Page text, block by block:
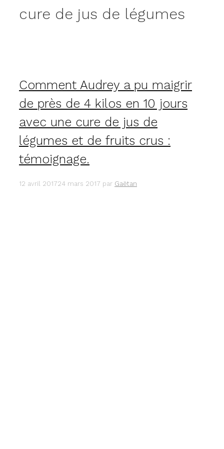
cure de jus de légumes
Comment Audrey a pu maigrir
de près de 4 kilos en 10 jours
avec une cure de jus de
légumes et de fruits crus :
témoignage.
12 avril 201724 mars 2017 par Gaëtan